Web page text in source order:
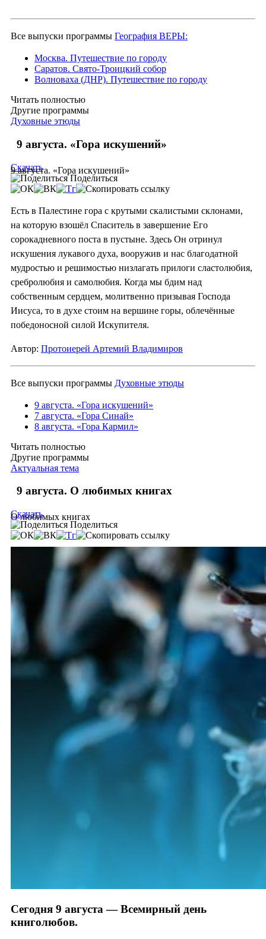
Все выпуски программы География ВЕРЫ:
Москва. Путешествие по городу
Саратов. Свято-Троицкий собор
Волноваха (ДНР). Путешествие по городу
Читать полностью
Другие программы
Духовные этюды
9 августа. «Гора искушений»
9 августа. «Гора искушений»
Скачать
Поделиться
Есть в Палестине гора с крутыми скалистыми склонами,
на которую взошёл Спаситель в завершение Его
сорокадневного поста в пустыне. Здесь Он отринул
искушения лукавого духа, вооружив и нас благодатной
мудростью и решимостью низлагать прилоги сластолюбия,
сребролюбия и самолюбия. Когда мы бдим над
собственным сердцем, молитвенно призывая Господа
Иисуса, то в духе стоим на вершине горы, облечённые
победоносной силой Искупителя.
Автор: Протоиерей Артемий Владимиров
Все выпуски программы Духовные этюды
9 августа. «Гора искушений»
7 августа. «Гора Синай»
8 августа. «Гора Кармил»
Читать полностью
Другие программы
Актуальная тема
9 августа. О любимых книгах
О любимых книгах
Скачать
Поделиться
Сегодня 9 августа — Всемирный день
книголюбов.